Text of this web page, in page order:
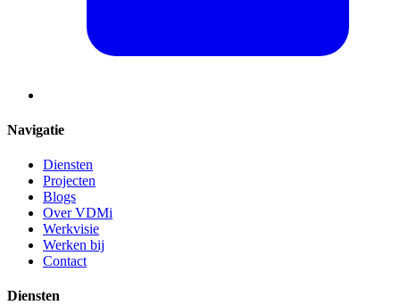
Navigatie
Diensten
Projecten
Blogs
Over VDMi
Werkvisie
Werken bij
Contact
Diensten